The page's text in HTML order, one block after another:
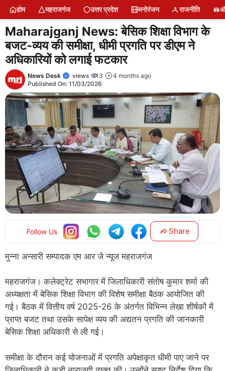
Skip
content
होम महराजगंज उत्तर प्रदेश मनोरंजन राजनीति
Maharajganj News: बेसिक शिक्षा विभाग के
बजट-व्यय की समीक्षा, धीमी प्रगति पर डीएम ने
अधिकारियों को लगाई फटकार
News Desk views 13
4 months ago
Published On: 11/03/2026
Follow Us Share
मुन्ना अन्सारी सम्पादक एम आर जे न्यूज महराजगंज
महराजगंज। कलेक्ट्रेट सभागार में जिलाधिकारी संतोष कुमार शर्मा की
अध्यक्षता में बेसिक शिक्षा विभाग की विशेष समीक्षा बैठक आयोजित की
गई। बैठक में वित्तीय वर्ष 2025-26 के अंतर्गत विभिन्न लेखा शीर्षकों में
प्राप्त बजट तथा उसके सापेक्ष व्यय की अद्यतन प्रगति की जानकारी
बेसिक शिक्षा अधिकारी से ली गई।
समीक्षा के दौरान कई योजनाओं में प्रगति अपेक्षाकृत धीमी पाए जाने पर